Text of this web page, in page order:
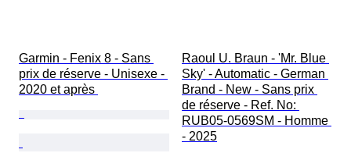
Garmin - Fenix 8 - Sans
prix de réserve - Unisexe -
2020 et après
Raoul U. Braun - 'Mr. Blue
Sky' - Automatic - German
Brand - New - Sans prix
de réserve - Ref. No:
RUB05-0569SM - Homme
- 2025